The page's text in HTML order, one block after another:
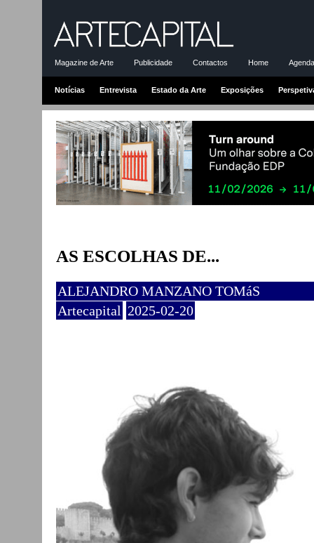
Magazine de Arte Publicidade Contactos Home
Notícias Entrevista Estado da Arte Exposições
AS ESCOLHAS DE...
ALEJANDRO MANZANO TOMáS
Artecapital 2025-02-20